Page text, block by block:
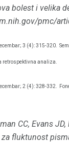
bolest i velika
pmc/
3 (4): 315-320.
retrospektivna analiza.
2 (4): 328-332.
CC, Evans JD,
fluktunost